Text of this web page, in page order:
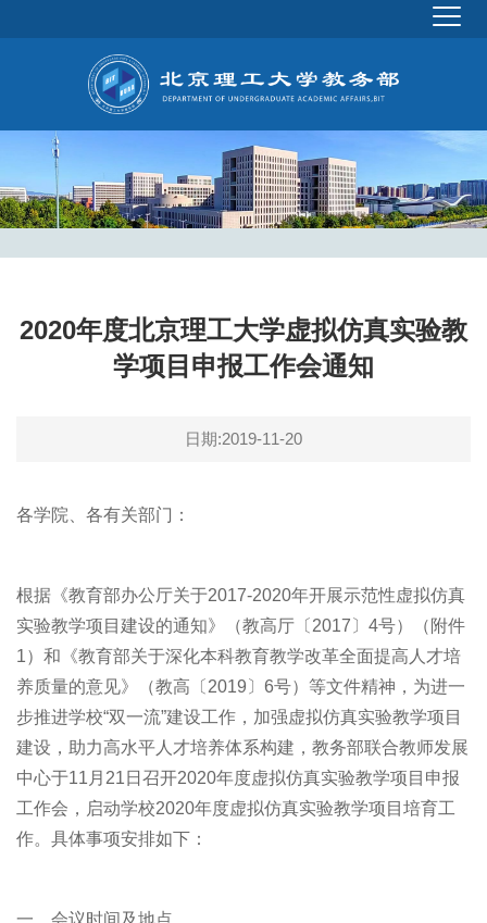
2020年度北京理工大学虚拟仿真实验教
学项目申报工作会通知
日期:2019-11-20
各学院、各有关部门：
根据《教育部办公厅关于2017-2020年开展示范性虚拟仿真
实验教学项目建设的通知》（教高厅〔2017〕4号）（附件
1）和《教育部关于深化本科教育教学改革全面提高人才培
养质量的意见》（教高〔2019〕6号）等文件精神，为进一
步推进学校“双一流”建设工作，加强虚拟仿真实验教学项目
建设，助力高水平人才培养体系构建，教务部联合教师发展
中心于11月21日召开2020年度虚拟仿真实验教学项目申报
工作会，启动学校2020年度虚拟仿真实验教学项目培育工
作。具体事项安排如下：
一、会议时间及地点